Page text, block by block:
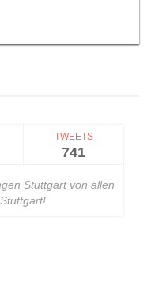
TWEETS
741
Stuttgart von allen